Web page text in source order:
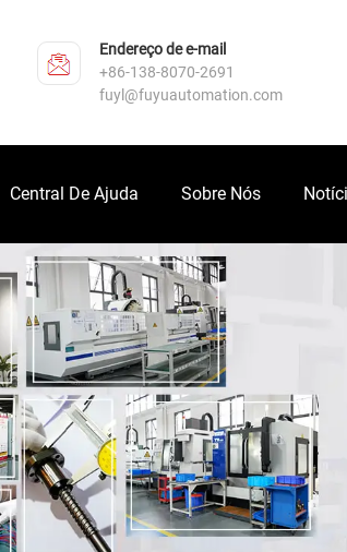
Endereço de e-mail
+86-138-8070-2691
fuyl@fuyuautomation.com
Central De Ajuda Sobre Nós